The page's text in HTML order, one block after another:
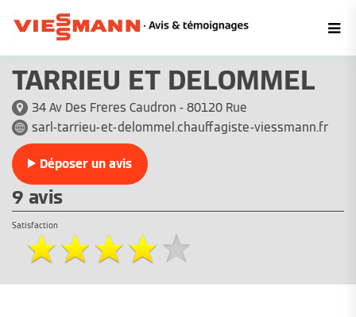
TARRIEU ET DELOMMEL
34 Av Des Freres Caudron - 80120 Rue
sarl-tarrieu-et-delommel.chauffagiste-viessmann.fr
Déposer un avis
9 avis
Satisfaction